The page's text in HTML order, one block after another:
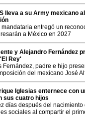
lleva a su Army mexicano
mandataria entregó un
a México en 2027
y Alejandro Fernández
Rey'
Fernández, padre e hijo
del mexicano José
Iglesias enternece con
sus cuatro hijos
días después del
sociales al compartir el